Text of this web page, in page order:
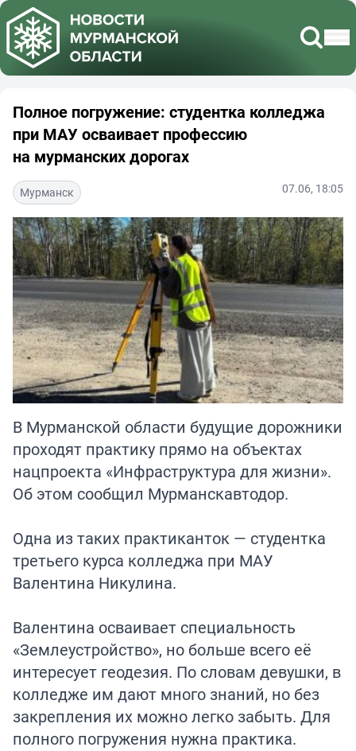
Полное погружение: студентка колледжа
при МАУ осваивает профессию
на мурманских дорогах
Мурманск 07.06, 18:05
В Мурманской области будущие дорожники
проходят практику прямо на объектах
нацпроекта «Инфраструктура для жизни».
Об этом сообщил Мурманскавтодор.
Одна из таких практиканток — студентка
третьего курса колледжа при МАУ
Валентина Никулина.
Валентина осваивает специальность
«Землеустройство», но больше всего её
интересует геодезия. По словам девушки, в
колледже им дают много знаний, но без
закрепления их можно легко забыть. Для
полного погружения нужна практика.